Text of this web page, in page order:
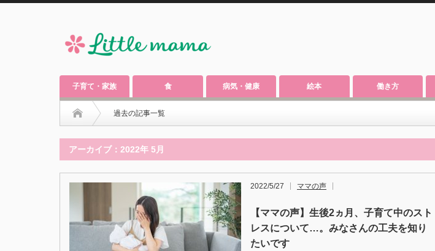
子育て・家族 食 病気・健康 絵本 働き方
過去の記事一覧
アーカイブ：2022年 5月
2022/5/27 ママの声
【ママの声】生後2ヵ月、子育て中のスト
レスについて…。みなさんの工夫を知り
たいです